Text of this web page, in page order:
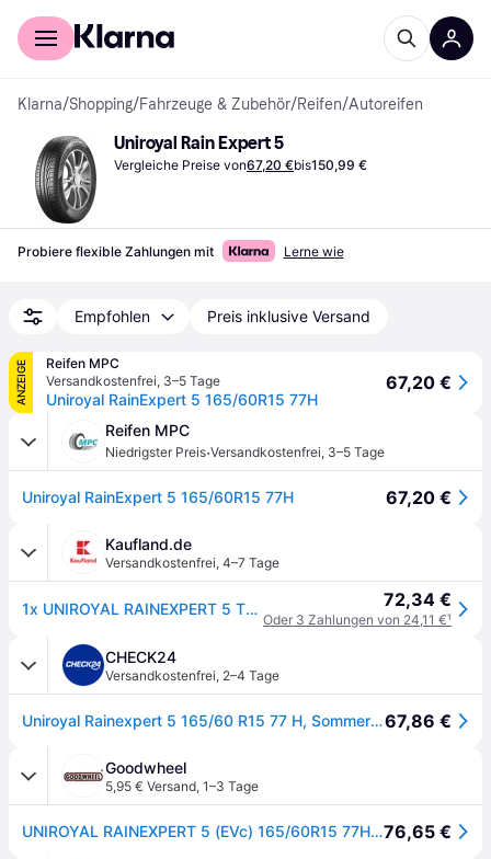
Für Shopper
Klarna/Shopping/Fahrzeuge & Zubehör/Reifen/Autoreifen
Uniroyal Rain Expert 5
Vergleiche Preise von67,20 €bis150,99 €
Probiere flexible Zahlungen mit Lerne wie
Empfohlen Preis inklusive Versand
ANZEIGE
Reifen MPC
Versandkostenfrei, 3–5 Tage
Uniroyal RainExpert 5 165/60R15 77H
67,20 €
Reifen MPC
Niedrigster Preis·Versandkostenfrei, 3–5 Tage
Uniroyal RainExpert 5 165/60R15 77H 67,20 €
Kaufland.de
Versandkostenfrei, 4–7 Tage
1x UNIROYAL RAINEXPERT 5 TL Sommerreifen 165/60 R15 77H Reifen 72,34 €
Oder 3 Zahlungen von 24,11 €¹
CHECK24
Versandkostenfrei, 2–4 Tage
Uniroyal Rainexpert 5 165/60 R15 77 H, Sommerreifen67,86 €
Goodwheel
5,95 € Versand, 1–3 Tage
UNIROYAL RAINEXPERT 5 (EVc) 165/60R15 77H (EVc) BSW76,65 €